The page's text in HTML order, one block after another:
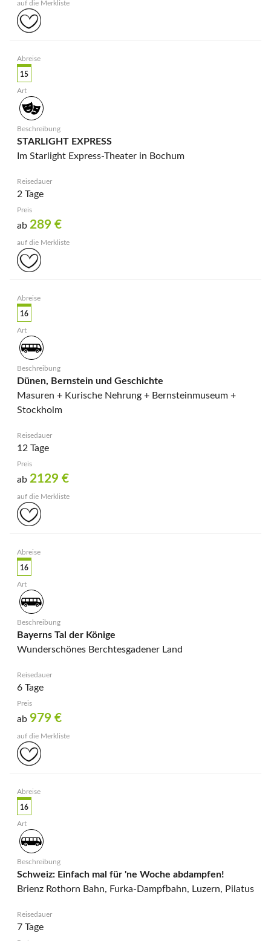
15
STARLIGHT EXPRESS
Im Starlight Express-Theater in Bochum
2 Tage
ab 289 €
16
Dünen, Bernstein und Geschichte
Masuren + Kurische Nehrung + Bernsteinmuseum +
Stockholm
12 Tage
ab 2129 €
16
Bayerns Tal der Könige
Wunderschönes Berchtesgadener Land
6 Tage
ab 979 €
16
Schweiz: Einfach mal für 'ne Woche abdampfen!
Brienz Rothorn Bahn, Furka-Dampfbahn, Luzern, Pilatus
7 Tage